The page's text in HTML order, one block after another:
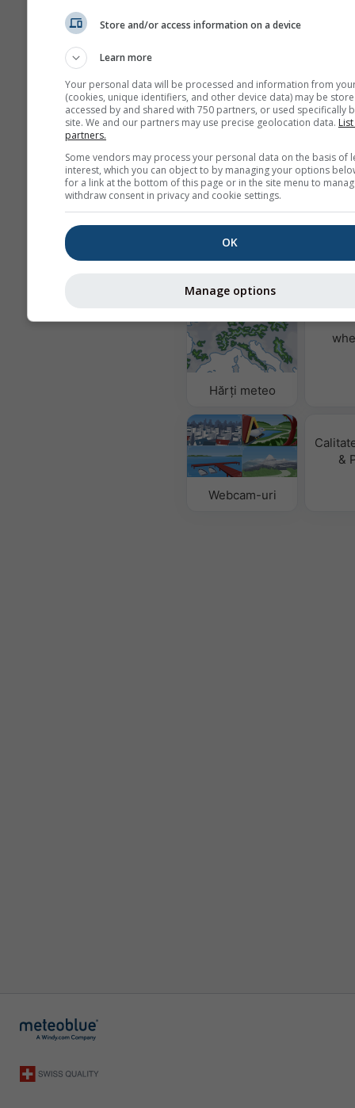
conformpoliticii noastre de
Prin utilizarea serviciilor
de acord cutermenii și condițiile
Adresa dvs. de email va putea fi
pentru alte servicii meteoblue.
Mai multe date meteo
Hărți meteo
Webcam-uri
&
Store and/or access information on a device
Learn more
Your personal data will be processed and information from
(cookies, unique identifiers, and other device data) may be
accessed by and shared with 750 partners, or used specifically
site. We and our partners may use precise geolocation data.
partners.
Some vendors may process your personal data on the basis of
interest, which you can object to by managing your options
for a link at the bottom of this page or in the site menu to
withdraw consent in privacy and cookie settings.
OK
Manage options